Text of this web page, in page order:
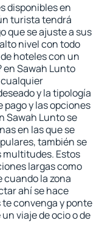
disponibles en
turista tendrá
que se ajuste a sus
nivel con todo
hoteles con un
en Sawah Lunto
y la tipología
pago y las opciones
Sawah Lunto se
en las que se
también se
multitudes. Estos
largas como
cuando la zona
ahí se hace
te convenga y ponte
viaje de ocio o de